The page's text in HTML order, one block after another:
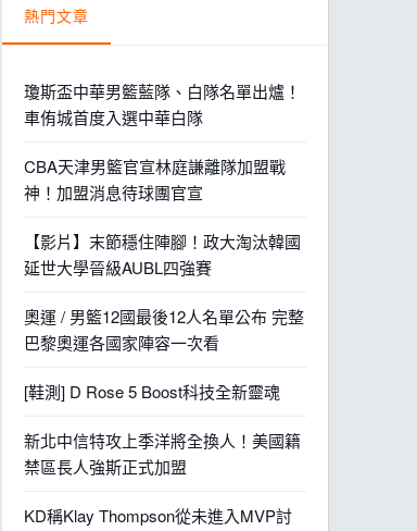
熱門文章
瓊斯盃中華男籃藍隊、白隊名單出爐！
車侑城首度入選中華白隊
CBA天津男籃官宣林庭謙離隊加盟戰
神！加盟消息待球團官宣
【影片】末節穩住陣腳！政大淘汰韓國
延世大學晉級AUBL四強賽
奧運 / 男籃12國最後12人名單公布 完整
巴黎奧運各國家陣容一次看
[鞋測] D Rose 5 Boost科技全新靈魂
新北中信特攻上季洋將全換人！美國籍
禁區長人強斯正式加盟
KD稱Klay Thompson從未進入MVP討